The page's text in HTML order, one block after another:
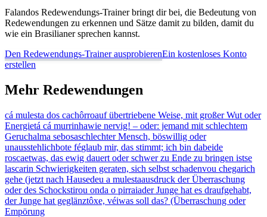
Falandos Redewendungs-Trainer bringt dir bei, die Bedeutung von
Redewendungen zu erkennen und Sätze damit zu bilden, damit du
wie ein Brasilianer sprechen kannst.
Den Redewendungs-Trainer ausprobierenEin kostenloses Konto
erstellen
Mehr Redewendungen
cá mulesta dos cachôrroauf übertriebene Weise, mit großer Wut oder
Energietá cá murrinhawie nervig! – oder: jemand mit schlechtem
Geruchalma sebosaschlechter Mensch, böswillig oder
unausstehlichbote féglaub mir, das stimmt; ich bin dabeide
roscaetwas, das ewig dauert oder schwer zu Ende zu bringen istse
lascarin Schwierigkeiten geraten, sich selbst schadenvou chegarich
gehe (jetzt nach Hausedeu a mulestaausdruck der Überraschung
oder des Schockstirou onda o pirraiader Junge hat es draufgehabt,
der Junge hat geglänztôxe, véiwas soll das? (Überraschung oder
Empörung